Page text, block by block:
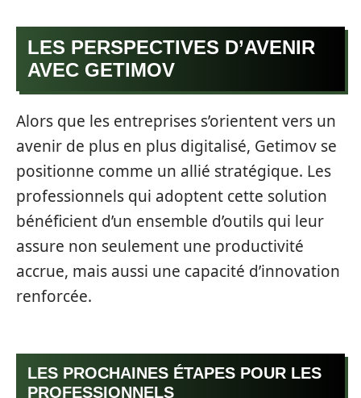
LES PERSPECTIVES D’AVENIR
AVEC GETIMOV
Alors que les entreprises s’orientent vers un
avenir de plus en plus digitalisé, Getimov se
positionne comme un allié stratégique. Les
professionnels qui adoptent cette solution
bénéficient d’un ensemble d’outils qui leur
assure non seulement une productivité
accrue, mais aussi une capacité d’innovation
renforcée.
LES PROCHAINES ÉTAPES POUR LES
PROFESSIONNELS